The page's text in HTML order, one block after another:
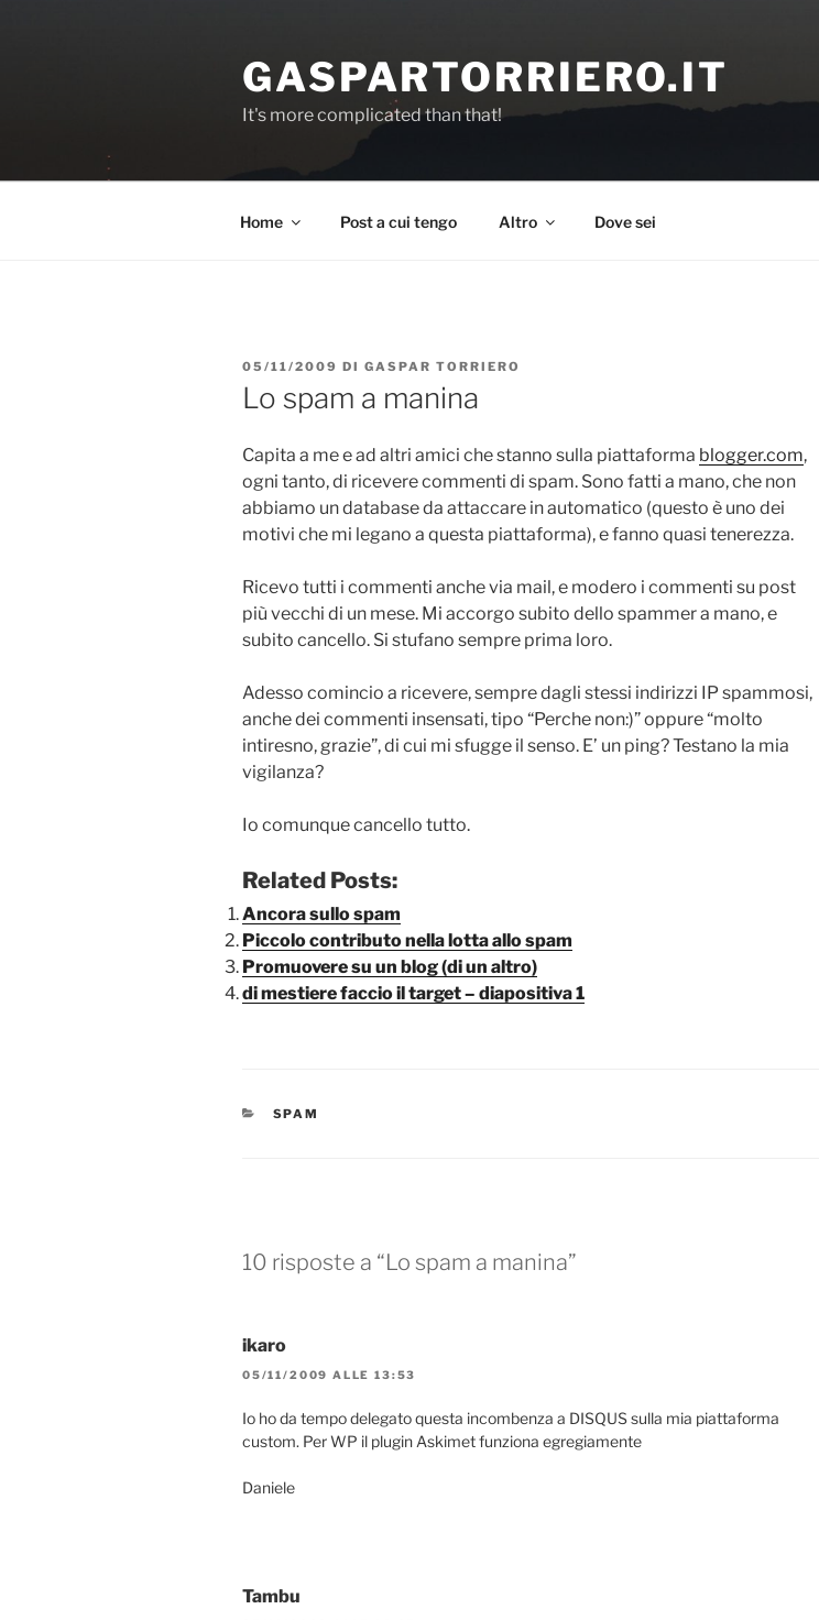
GASPARTORRIERO.IT
It's more complicated than that!
Home Post a cui tengo Altro Dove sei
PUBBLICATO
IL
05/11/2009 DI GASPAR TORRIERO
Lo spam a manina
Capita a me e ad altri amici che stanno sulla piattaforma blogger.com,
ogni tanto, di ricevere commenti di spam. Sono fatti a mano, che non
abbiamo un database da attaccare in automatico (questo è uno dei
motivi che mi legano a questa piattaforma), e fanno quasi tenerezza.
Ricevo tutti i commenti anche via mail, e modero i commenti su post
più vecchi di un mese. Mi accorgo subito dello spammer a mano, e
subito cancello. Si stufano sempre prima loro.
Adesso comincio a ricevere, sempre dagli stessi indirizzi IP spammosi,
anche dei commenti insensati, tipo “Perche non:)” oppure “molto
intiresno, grazie”, di cui mi sfugge il senso. E’ un ping? Testano la mia
vigilanza?
Io comunque cancello tutto.
Related Posts:
Ancora sullo spam
Piccolo contributo nella lotta allo spam
Promuovere su un blog (di un altro)
di mestiere faccio il target – diapositiva 1
CATEGORIE
SPAM
10 risposte a “Lo spam a manina”
ikaro
05/11/2009 ALLE 13:53
Io ho da tempo delegato questa incombenza a DISQUS sulla mia piattaforma
custom. Per WP il plugin Askimet funziona egregiamente
Daniele
Tambu